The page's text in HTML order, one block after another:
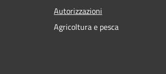
Autorizzazioni
Agricoltura e pesca